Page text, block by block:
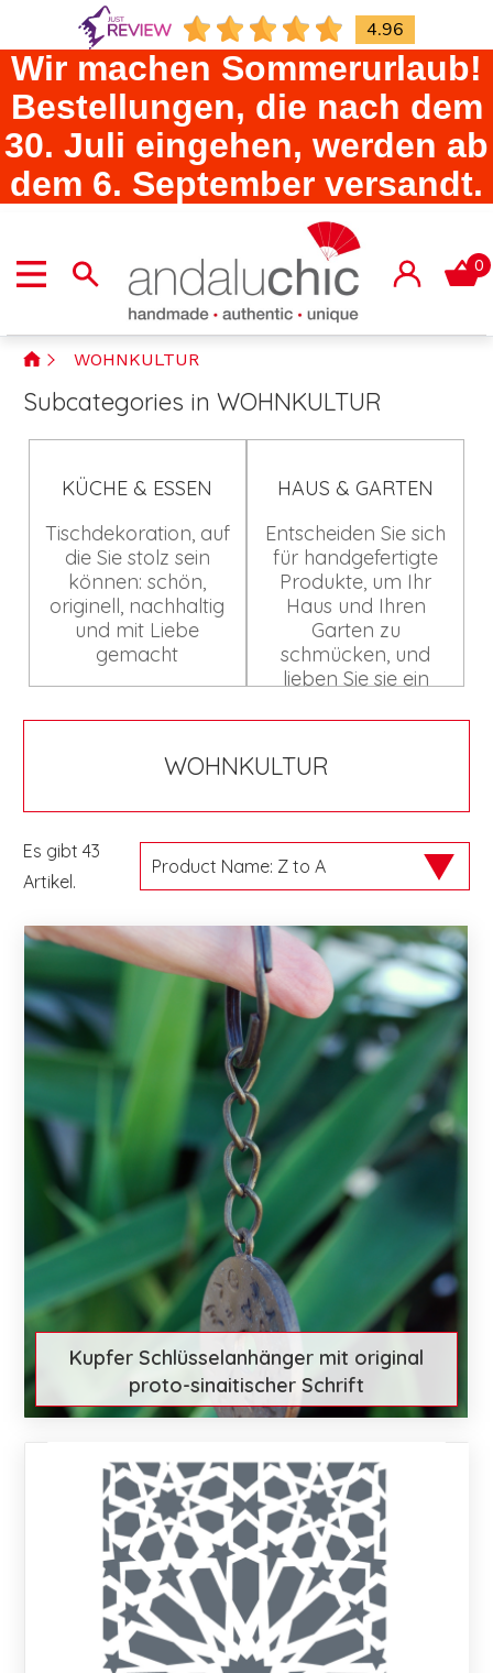
4.96
Wir machen Sommerurlaub!
Bestellungen, die nach dem
30. Juli eingehen, werden ab
dem 6. September versandt.
0
WOHNKULTUR
Subcategories in WOHNKULTUR
KÜCHE & ESSEN
Tischdekoration, auf
die Sie stolz sein
können: schön,
originell, nachhaltig
und mit Liebe
gemacht
HAUS & GARTEN
Entscheiden Sie sich
für handgefertigte
Produkte, um Ihr
Haus und Ihren
Garten zu
schmücken, und
lieben Sie sie ein
WOHNKULTUR
Es gibt 43
Artikel.
Kupfer Schlüsselanhänger mit original
proto-sinaitischer Schrift